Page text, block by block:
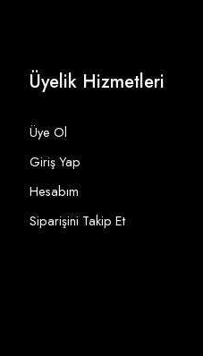
Üyelik Hizmetleri
Üye Ol
Giriş Yap
Hesabım
Siparişini Takip Et